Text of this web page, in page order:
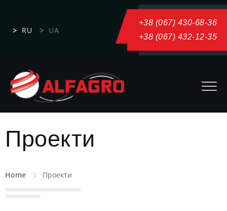
RU UA
+38 (067) 430-68-36
+38 (067) 432-12-35
Проекти
Home Проекти